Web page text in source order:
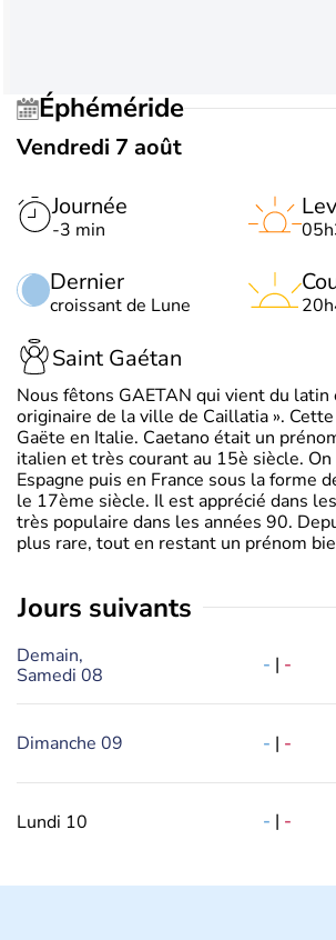
Éphéméride
Vendredi 7 août
Journée
-3 min
Dernier
croissant de Lune
Saint Gaétan
Nous fêtons GAETAN qui vient du latin
originaire de la ville de Caillatia ».
Gaëte en Italie. Caetano était un
italien et très courant au 15è siècle.
Espagne puis en France sous la forme
le 17ème siècle. Il est apprécié dans
très populaire dans les années 90.
plus rare, tout en restant un prénom
jours suivants
Demain,
Samedi 08
- | -
Dimanche 09 - | -
Lundi 10 - | -